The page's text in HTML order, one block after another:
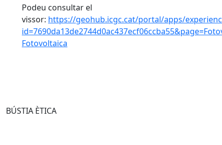
Podeu consultar el
vissor: https://geohub.icgc.cat/portal/apps/
Fotovoltaica
BÚSTIA ÈTICA